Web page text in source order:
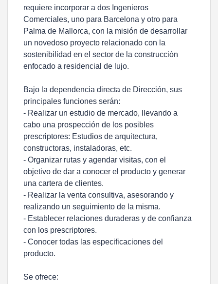
requiere incorporar a dos Ingenieros
Comerciales, uno para Barcelona y otro para
Palma de Mallorca, con la misión de desarrollar
un novedoso proyecto relacionado con la
sostenibilidad en el sector de la construcción
enfocado a residencial de lujo.
Bajo la dependencia directa de Dirección, sus
principales funciones serán:
- Realizar un estudio de mercado, llevando a
cabo una prospección de los posibles
prescriptores: Estudios de arquitectura,
constructoras, instaladoras, etc.
- Organizar rutas y agendar visitas, con el
objetivo de dar a conocer el producto y generar
una cartera de clientes.
- Realizar la venta consultiva, asesorando y
realizando un seguimiento de la misma.
- Establecer relaciones duraderas y de confianza
con los prescriptores.
- Conocer todas las especificaciones del
producto.
Se ofrece: